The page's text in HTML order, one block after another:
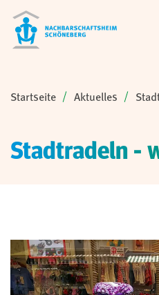
Sie sind hier:
Startseite Aktuelles
Stadtradeln -